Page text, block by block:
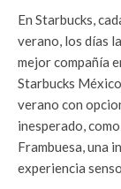
En Starbucks,
verano, los días
mejor compañía
Starbucks
verano con
inesperado,
Frambuesa, una
experiencia